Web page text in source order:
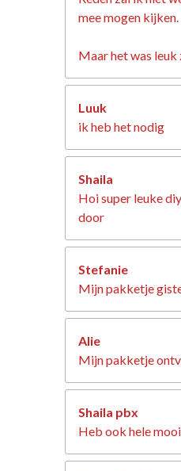
mee mogen kijken.
Maar het was leuk
Luuk
ik heb het nodig
Shaila
Hoi super leuke
door
Stefanie
Mijn pakketje
Alie
Mijn pakketje
Shaila pbx
Heb ook hele